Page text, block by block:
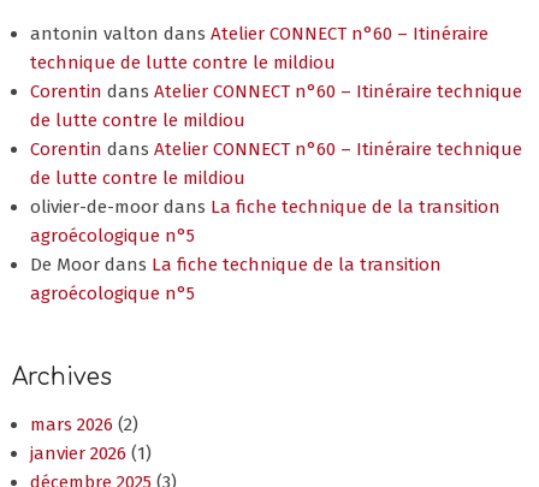
antonin valton dans Atelier CONNECT n°60 – Itinéraire
technique de lutte contre le mildiou
Corentin dans Atelier CONNECT n°60 – Itinéraire technique
de lutte contre le mildiou
Corentin dans Atelier CONNECT n°60 – Itinéraire technique
de lutte contre le mildiou
olivier-de-moor dans La fiche technique de la transition
agroécologique n°5
De Moor dans La fiche technique de la transition
agroécologique n°5
Archives
mars 2026 (2)
janvier 2026 (1)
décembre 2025 (3)